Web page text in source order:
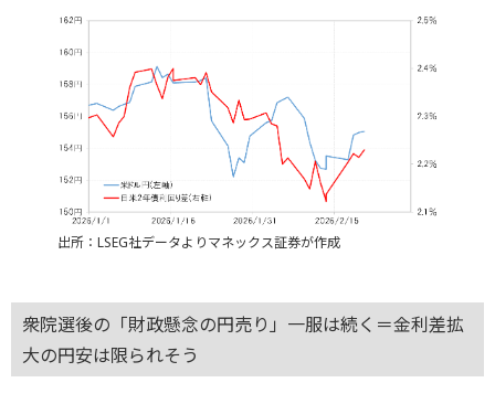
出所：LSEG社データよりマネックス証券が作成
衆院選後の「財政懸念の円売り」一服は続く＝金利差拡
大の円安は限られそう